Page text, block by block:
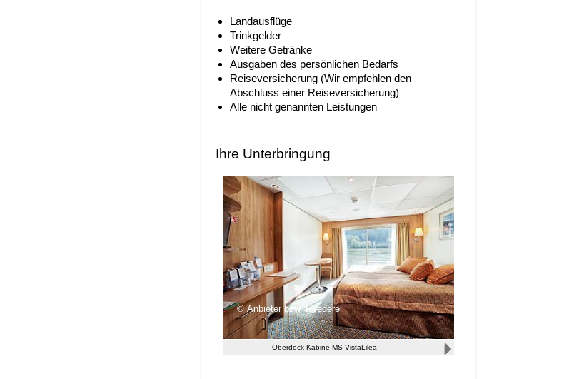
Landausflüge
Trinkgelder
Weitere Getränke
Ausgaben des persönlichen Bedarfs
Reiseversicherung (Wir empfehlen den
Abschluss einer Reiseversicherung)
Alle nicht genannten Leistungen
Ihre Unterbringung
Anbieter bzw. Reederei
Oberdeck-Kabine MS VistaLilea